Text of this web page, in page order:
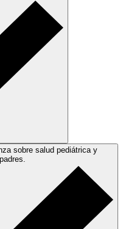
sobre salud pediátrica y